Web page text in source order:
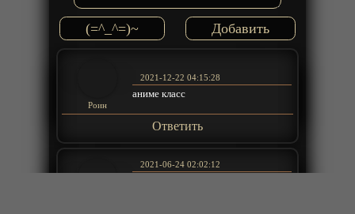
(=^_^=)~
Роин
2021-12-22 04:15:28
аниме класс
Ответить
2021-06-24 02:02:12